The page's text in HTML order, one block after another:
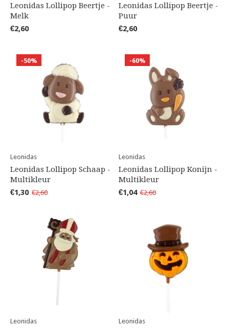
Leonidas Lollipop Beertje -
Melk
€2,60
Leonidas Lollipop Beertje -
Puur
€2,60
-50%
Leonidas
Leonidas Lollipop Schaap -
Multikleur
€1,30 €2,60
-60%
Leonidas
Leonidas Lollipop Konijn -
Multikleur
€1,04 €2,60
Leonidas Leonidas